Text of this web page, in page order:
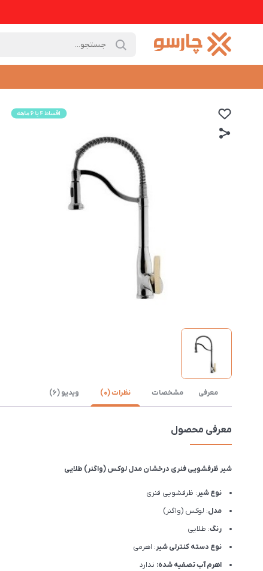
معرفی مشخصات نظرات (0) ویدیو (6)
معرفی محصول
شیر ظرفشويی فنری درخشان مدل لوکس (واگنر) طلایی
نوع شیر: ظرفشويی فنری
مدل: لوکس (واگنر)
رنگ: طلایی
نوع دسته کنترلی شیر: اهرمی
اهرم آب تصفیه شده: ندارد